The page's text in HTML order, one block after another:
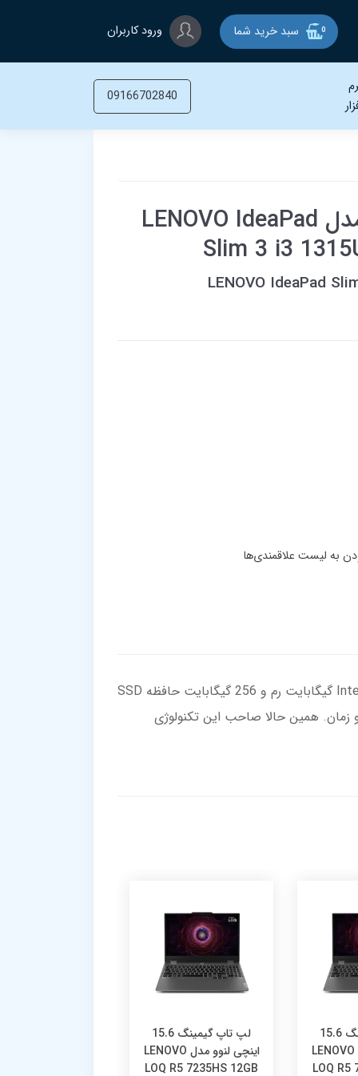
0 سبد خرید شما ورود کاربران
09166702840
لپ تاپ لنوو 15.6 اینچی مدل LENOVO IdeaPad
Slim 3 i3
LENOVO IdeaPad
ارتقاء تجربه محاسباتی خود با لپ‌تاپ لنوو 15.6 اینچی IdeaPad Slim 3! این دستگاه با پردازنده قوی Intel i3 1315U، 8 گیگابایت رم و 256 گیگابایت حافظه SSD
زمان. همین حالا صاحب این تکنولوژی
لپ تاپ گیمینگ 15.6
اینچی لنوو مدل LENOVO
LOQ R5
لپ تاپ گیمینگ 15.6
اینچی لنوو مدل LENOVO
LOQ R5 7235HS 12GB